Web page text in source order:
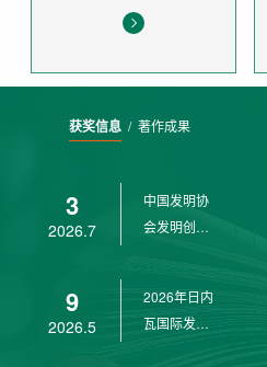
获奖信息/ 著作成果
3
2026.7
中国发明协
会发明创业
9
2026.5
2026年日内
瓦国际发明